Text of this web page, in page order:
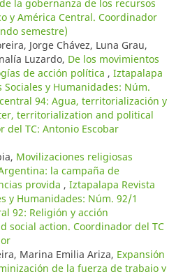
la gobernanza de los recursos
y América Central. Coordinador
semestre)
Jorge Chávez, Luna Grau,
Luzardo, De los movimientos
de acción política , Iztapalapa
Sociales y Humanidades: Núm.
94: Agua, territorialización y
territorialization and political
del TC: Antonio Escobar
Movilizaciones religiosas
la campaña de
provida , Iztapalapa Revista
y Humanidades: Núm. 92/1
92: Religión y acción
social action. Coordinador del TC
Marina Emilia Ariza, Expansión
de la fuerza de trabajo y